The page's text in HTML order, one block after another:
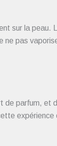
sur la peau.
pas
de parfum,